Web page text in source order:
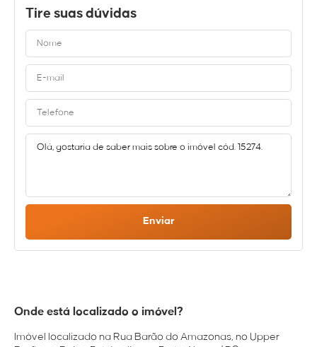
Tire suas dúvidas
Enviar
Onde está localizado o imóvel?
Imóvel localizado na Rua Barão do Amazonas, no Upper